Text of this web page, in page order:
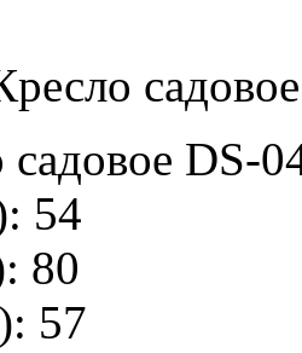
DS-
54
80
57